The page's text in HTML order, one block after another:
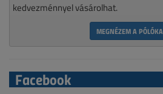
kedvezménnyel vásárolhat.
MEGNÉZEM A
Facebook